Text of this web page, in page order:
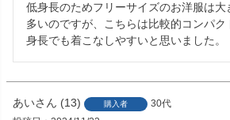
低身長のためフリーサイズのお洋服は
多いのですが、こちらは比較的コンパ
身長でも着こなしやすいと思いました。
あい 13 購入者
30代